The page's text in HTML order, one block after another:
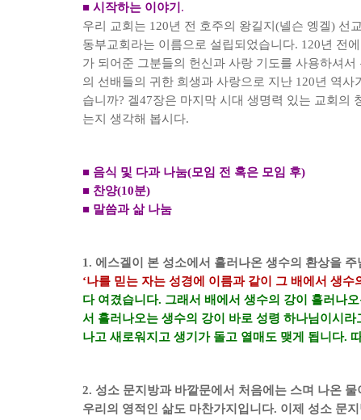
■ 시작하는 이야기 .
우리 교회는 120년 전 호주의 왕길지 (넬슨 엥겔) 선
동부교회라는 이름으로 설립되었습니다. 120년 전
가 되어준 그분들의 헌신과 사랑 기도를 사용하셔
의 선배들의 귀한 희생과 사랑으로 지난 120년 역사
습니까? 겔47장은 마지막 시대 생명력 있는 교회의
는지 생각해 봅시다.
■ 음식 및 다과 나눔(모임 전 혹은 모임 후)
■ 찬양(10분)
■ 말씀과 삶 나눔
1. 에스겔이 본 성소에서 흘러나온 생수의 환상을
‘나를 믿는 자는 성경에 이름과 같이 그 배에서 생수
다 여겼습니다. 그래서 배에서 생수의 강이 흘러나
서 흘러나오는 생수의 강이 바로 성령 하나님이시라
나고 새로워지고 생기가 돌고 열매도 맺게 됩니다.
2. 성소 문지방과 바깥문에서 처음에는 스며 나온
우리의 영적인 삶도 마찬가지입니다. 이제 성소 문